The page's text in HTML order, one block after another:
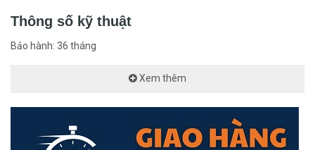
Bộ chuyển mạch Aruba JL680A là một sự lựa chọn thông minh cho
các doanh nghiệp muốn cải thiện hiệu suất mạng và mở rộng
mạng lưới một cách dễ dàng. Với hiệu suất mạng ổn định, tính năng
Thông số kỹ thuật
Bảo hành: 36 tháng
Xem thêm